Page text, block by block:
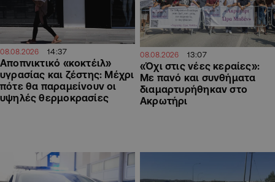
08.08.2026 14:37
Αποπνικτικό «κοκτέιλ»
υγρασίας και ζέστης: Μέχρι
πότε θα παραμείνουν οι
υψηλές θερμοκρασίες
08.08.2026 13:07
«Όχι στις νέες κεραίες»:
Με πανό και συνθήματα
διαμαρτυρήθηκαν στο
Ακρωτήρι